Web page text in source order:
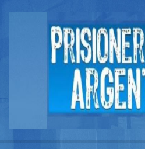
Buscador
Documentos